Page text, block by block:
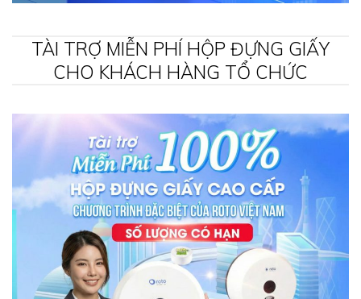
TÀI TRỢ MIỄN PHÍ HỘP ĐỰNG GIẤY
CHO KHÁCH HÀNG TỔ CHỨC